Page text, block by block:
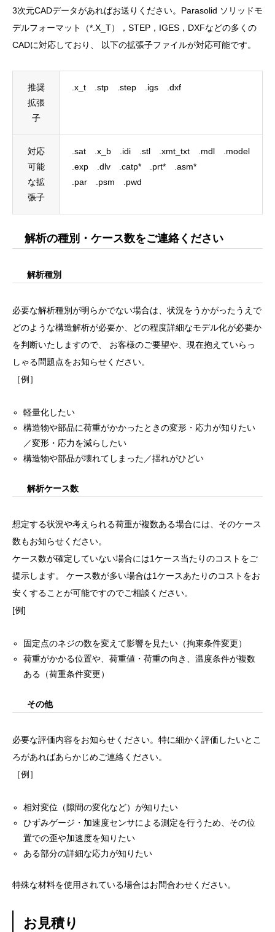
3次元CADデータがあればお送りください。Parasolid ソリッドモ
デルフォーマット（*.X_T），STEP，IGES，DXFなどの多くの
CADに対応しており、 以下の拡張子ファイルが対応可能です。
推奨
拡張
子
.x_t .stp .step .igs .dxf
対応
可能
な拡
張子
.sat .x_b .idi .stl .xmt_txt .mdl .model
.exp .dlv .catp* .prt* .asm*
.par .psm .pwd
解析の種別・ケース数をご連絡ください
解析種別
必要な解析種別が明らかでない場合は、状況をうかがったうえで
どのような構造解析が必要か、どの程度詳細なモデル化が必要か
を判断いたしますので、 お客様のご要望や、現在抱えていらっ
しゃる問題点をお知らせください。
［例］
軽量化したい
構造物や部品に荷重がかかったときの変形・応力が知りたい
／変形・応力を減らしたい
構造物や部品が壊れてしまった／揺れがひどい
解析ケース数
想定する状況や考えられる荷重が複数ある場合には、そのケース
数もお知らせください。
ケース数が確定していない場合には1ケース当たりのコストをご
提示します。 ケース数が多い場合は1ケースあたりのコストをお
安くすることが可能ですのでご相談ください。
[例]
固定点のネジの数を変えて影響を見たい（拘束条件変更）
荷重がかかる位置や、荷重値・荷重の向き、温度条件が複数
ある（荷重条件変更）
その他
必要な評価内容をお知らせください。特に細かく評価したいとこ
ろがあればあらかじめご連絡ください。
［例］
相対変位（隙間の変化など）が知りたい
ひずみゲージ・加速度センサによる測定を行うため、その位
置での歪や加速度を知りたい
ある部分の詳細な応力が知りたい
特殊な材料を使用されている場合はお問合わせください。
お見積り